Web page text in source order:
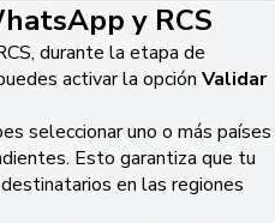
y RCS
durante la etapa de
activar la opción Validar
seleccionar uno o más países
Esto garantiza que tu
en las regiones